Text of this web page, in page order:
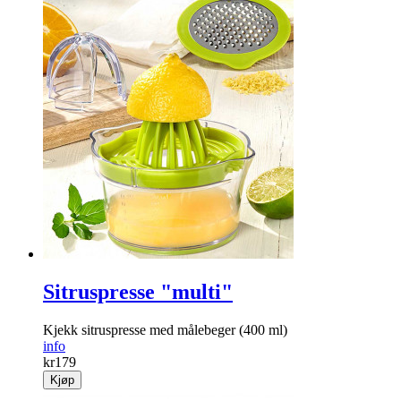
Sitruspresse "multi"
Kjekk sitruspresse med målebeger (400 ml)
info
kr179
Kjøp